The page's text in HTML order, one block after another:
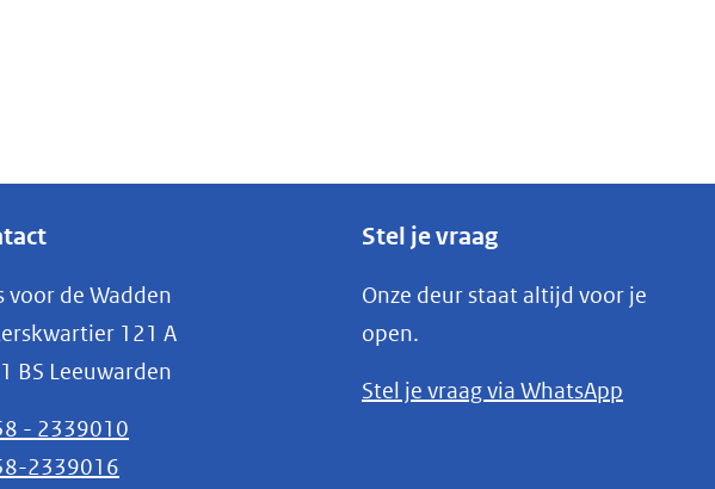
voor de Wadden
121 A
BS Leeuwarden
- 2339010
2339016
Stel je vraag
Onze deur staat altijd voor je
open.
Stel je vraag via WhatsApp